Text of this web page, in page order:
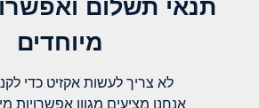
תנאי תשלום
מיוחדים
לא צריך לעשות אקזיט כדי
אנחנו מציעים מגוון אפשרויות